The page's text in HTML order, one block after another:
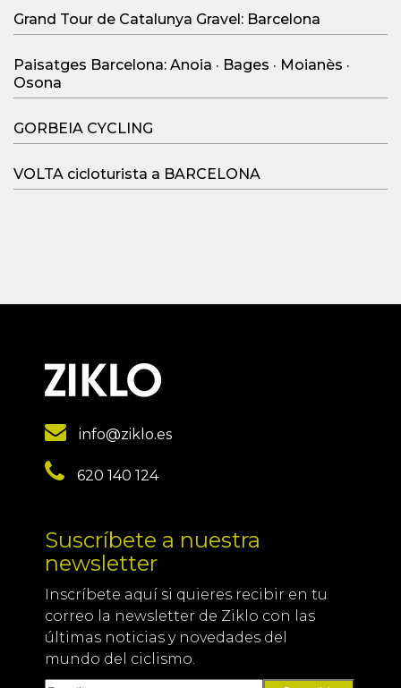
Grand Tour de Catalunya Gravel: Barcelona
Paisatges Barcelona: Anoia · Bages · Moianès ·
Osona
GORBEIA CYCLING
VOLTA cicloturista a BARCELONA
info@ziklo.es
620 140 124
Suscríbete a nuestra
newsletter
Inscríbete aquí si quieres recibir en tu
correo la newsletter de Ziklo con las
últimas noticias y novedades del
mundo del ciclismo.